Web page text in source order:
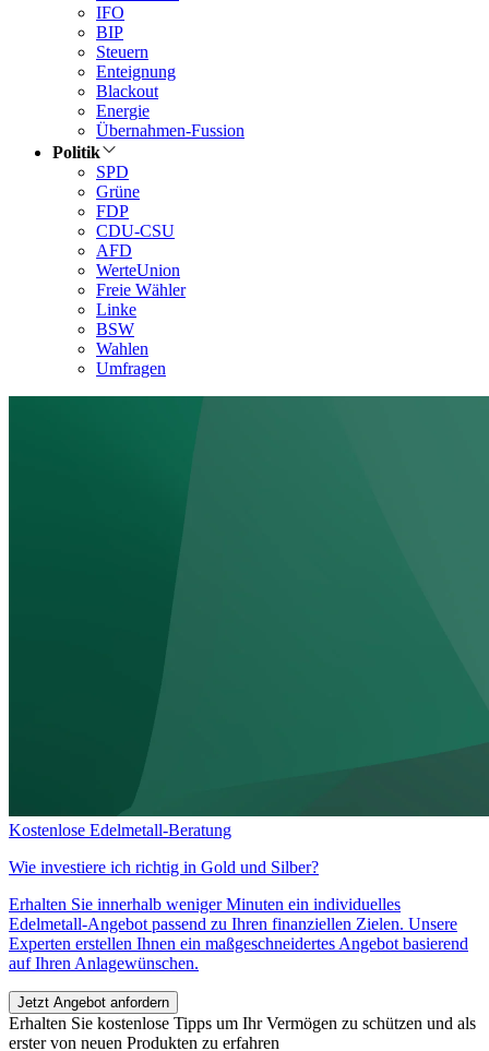
IFO
BIP
Steuern
Enteignung
Blackout
Energie
Übernahmen-Fussion
Politik
SPD
Grüne
FDP
CDU-CSU
AFD
WerteUnion
Freie Wähler
Linke
BSW
Wahlen
Umfragen
Kostenlose Edelmetall-Beratung
Wie investiere ich richtig in Gold und Silber?
Erhalten Sie innerhalb weniger Minuten ein individuelles
Edelmetall-Angebot passend zu Ihren finanziellen Zielen. Unsere
Experten erstellen Ihnen ein maßgeschneidertes Angebot basierend
auf Ihren Anlagewünschen.
Jetzt Angebot anfordern
Erhalten Sie kostenlose Tipps um Ihr Vermögen zu schützen und als
erster von neuen Produkten zu erfahren